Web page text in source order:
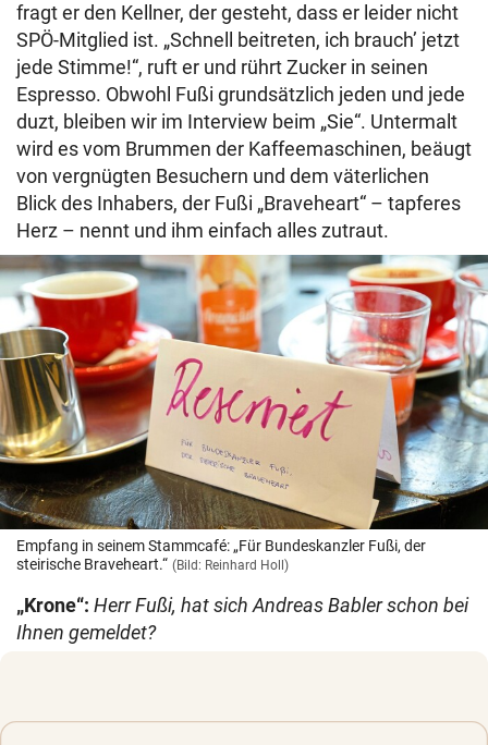
fragt er den Kellner, der gesteht, dass er leider nicht
SPÖ-Mitglied ist. „Schnell beitreten, ich brauch’ jetzt
jede Stimme!“, ruft er und rührt Zucker in seinen
Espresso. Obwohl Fußi grundsätzlich jeden und jede
duzt, bleiben wir im Interview beim „Sie“. Untermalt
wird es vom Brummen der Kaffeemaschinen, beäugt
von vergnügten Besuchern und dem väterlichen
Blick des Inhabers, der Fußi „Braveheart“ – tapferes
Herz – nennt und ihm einfach alles zutraut.
Empfang in seinem Stammcafé: „Für Bundeskanzler Fußi, der
steirische Braveheart.“ (Bild: Reinhard Holl)
„Krone“: Herr Fußi, hat sich Andreas Babler schon bei
Ihnen gemeldet?